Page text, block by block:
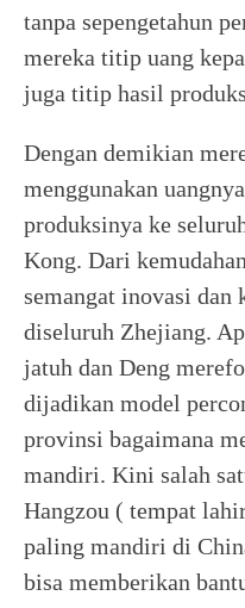
tanpa sepengetahun
mereka titip uang
juga titip hasil
Dengan demikian
menggunakan
produksinya ke
Kong. Dari
semangat inovasi
diseluruh Zhejiang.
jatuh dan Deng
dijadikan model
provinsi bagaimana
mandiri. Kini salah
Hangzou ( tempat
paling mandiri di
bisa memberikan